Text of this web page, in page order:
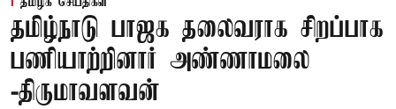
தமிழ்நாடு பாஜக தலைவராக சிறப்பாக
பணியாற்றினார் அண்ணாமலை
-திருமாவளவன்